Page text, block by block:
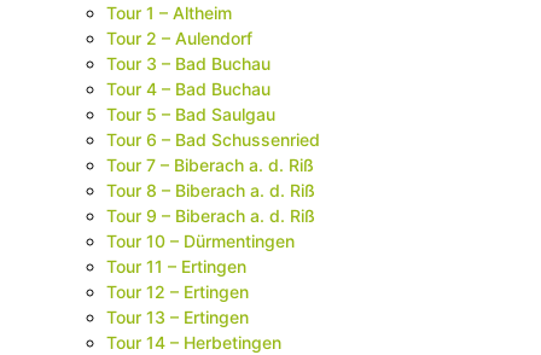
Tour 1 – Altheim
Tour 2 – Aulendorf
Tour 3 – Bad Buchau
Tour 4 – Bad Buchau
Tour 5 – Bad Saulgau
Tour 6 – Bad Schussenried
Tour 7 – Biberach a. d. Riß
Tour 8 – Biberach a. d. Riß
Tour 9 – Biberach a. d. Riß
Tour 10 – Dürmentingen
Tour 11 – Ertingen
Tour 12 – Ertingen
Tour 13 – Ertingen
Tour 14 – Herbetingen